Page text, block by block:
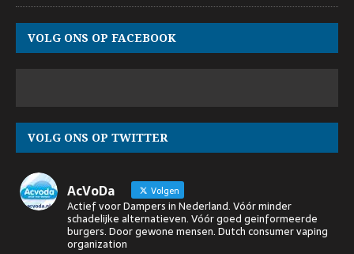
VOLG ONS OP FACEBOOK
VOLG ONS OP TWITTER
AcVoDa Volgen
Actief voor Dampers in Nederland. Vóór minder
schadelijke alternatieven. Vóór goed geinformeerde
burgers. Door gewone mensen. Dutch consumer vaping
organization